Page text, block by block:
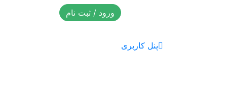
ورود / ثبت نام
پنل کاربری